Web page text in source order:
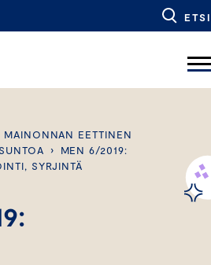
ETSI
MAINONNAN EETTINEN
›
MEN 6/2019:
SYRJINTÄ